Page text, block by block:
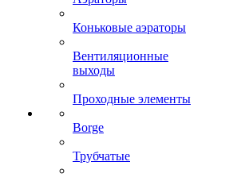
Коньковые аэраторы
Вентиляционные
выходы
Проходные элементы
Borge
Трубчатые